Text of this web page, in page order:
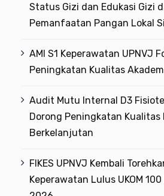
Status Gizi dan Edukasi Gizi
Pemanfaatan Pangan Lokal
AMI S1 Keperawatan UPNVJ
Peningkatan Kualitas
Audit Mutu Internal D3
Dorong Peningkatan Kualitas
Berkelanjutan
FIKES UPNVJ Kembali
Keperawatan Lulus UKOM